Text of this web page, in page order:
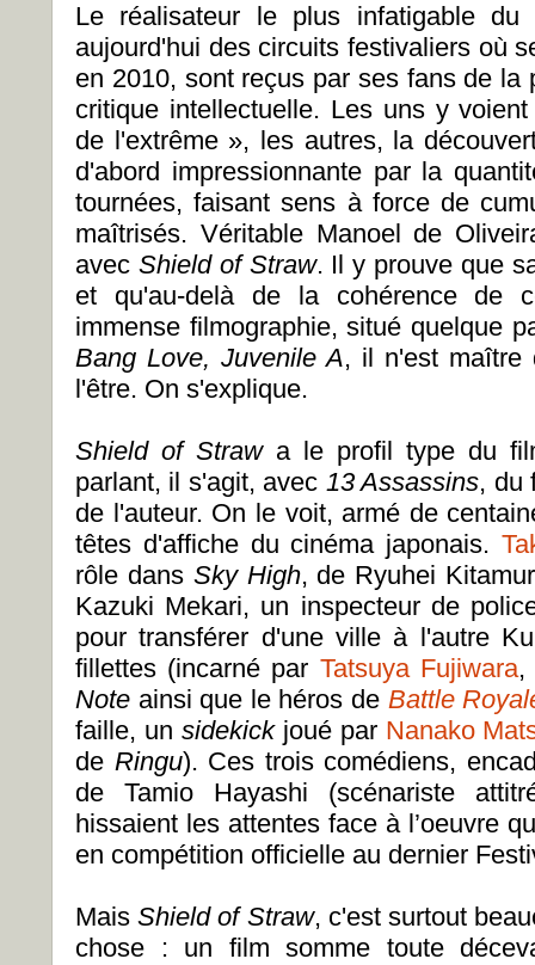
Le réalisateur le plus infatigable du
aujourd'hui des circuits festivaliers où
en 2010, sont reçus par ses fans de la
critique intellectuelle. Les uns y
de l'extrême », les autres, la
d'abord impressionnante par la
tournées, faisant sens à force de
maîtrisés. Véritable Manoel de
avec Shield of Straw. Il y prouve que
et qu'au-delà de la cohérence de
immense filmographie, situé quelque
Bang Love, Juvenile A, il n'est maître
l'être. On s'explique.
Shield of Straw a le profil type du
parlant, il s'agit, avec 13 Assassins, du
de l'auteur. On le voit, armé de
têtes d'affiche du cinéma japonais.
rôle dans Sky High, de Ryuhei
Kazuki Mekari, un inspecteur de
pour transférer d'une ville à l'autre
fillettes (incarné par Tatsuya Fujiwara,
Note ainsi que le héros de Battle
faille, un sidekick joué par Nanako
de Ringu). Ces trois comédiens,
de Tamio Hayashi (scénariste
hissaient les attentes face à l’oeuvre
en compétition officielle au dernier
MaisShield of Straw, c'est surtout
chose : un film somme toute